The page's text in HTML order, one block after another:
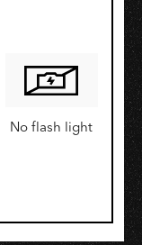
No flash light